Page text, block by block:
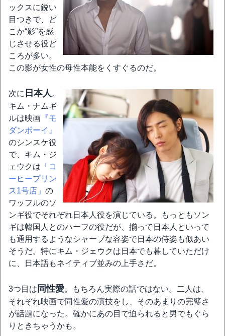
ックスに鋭い
目つきで、ど
こか“影”を感
じさせる役ど
ころが多い。
この影が女性の母性本能をくすぐるのだ。
次に 日本人。
キム・ナムギ
ルは映画 『モ
ダンボーイ』
のシンスケ役
で、キム・ジ
ェウクは 「コ
ーヒープリン
ス1号店」 の
ワッフルのソ
ンギ役でそれぞれ日本人役を演じている。もっともソン
ギは韓国人とのハーフの役だが、揃って日本人といって
も通用するようなシャープな容姿で日本の侍姿も似あい
そうだ。特にキム・ジェウクは日本でも暮していただけ
に、日本語もネイティブ並みの上手さだ。
3つ目は 同性愛。もちろん実際の話ではない。二人は、
それぞれ映画で同性愛の演技をし、そのあまりの完璧さ
が話題になった。確かにあの目で迫られると男でもぐら
りときちゃうかも。